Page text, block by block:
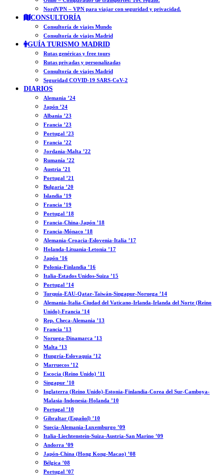
NordVPN – VPN para viajar con seguridad y privacidad.
CONSULTORÍA
Consultoría de viajes Mundo
Consultoría de viajes Madrid
GUÍA TURISMO MADRID
Rutas genéricas y free tours
Rutas privadas y personalizadas
Consultoría de viajes Madrid
Seguridad COVID-19 SARS-CoV-2
DIARIOS
Alemania ’24
Japón ’24
Albania ’23
Francia ’23
Portugal ’23
Francia ’22
Jordania-Malta ’22
Rumanía ’22
Austria ’21
Portugal ’21
Bulgaria ’20
Islandia ’19
Francia ’19
Portugal ’18
Francia-China-Japón ’18
Francia-Mónaco ’18
Alemania-Croacia-Eslovenia-Italia ’17
Holanda-Lituania-Letonia ’17
Japón ’16
Polonia-Finlandia ’16
Italia-Estados Unidos-Suiza ’15
Portugal ’14
Turquía-EAU-Qatar-Taiwán-Singapur-Noruega ’14
Alemania-Italia-Ciudad del Vaticano-Irlanda-Irlanda del Norte (Reino
Unido)-Francia ’14
Rep. Checa-Alemania ’13
Francia ’13
Noruega-Dinamarca ’13
Malta ’13
Hungría-Eslovaquia ’12
Marruecos ’12
Escocia (Reino Unido) ’11
Singapur ’10
Inglaterra (Reino Unido)-Estonia-Finlandia-Corea del Sur-Camboya-
Malasia-Indonesia-Holanda ’10
Portugal ’10
Gibraltar (Español) ’10
Suecia-Alemania-Luxemburgo ’09
Italia-Liechtenstein-Suiza-Austria-San Marino ’09
Andorra ’09
Japón-China (Hong Kong-Macao) ’08
Bélgica ’08
Portugal ’07